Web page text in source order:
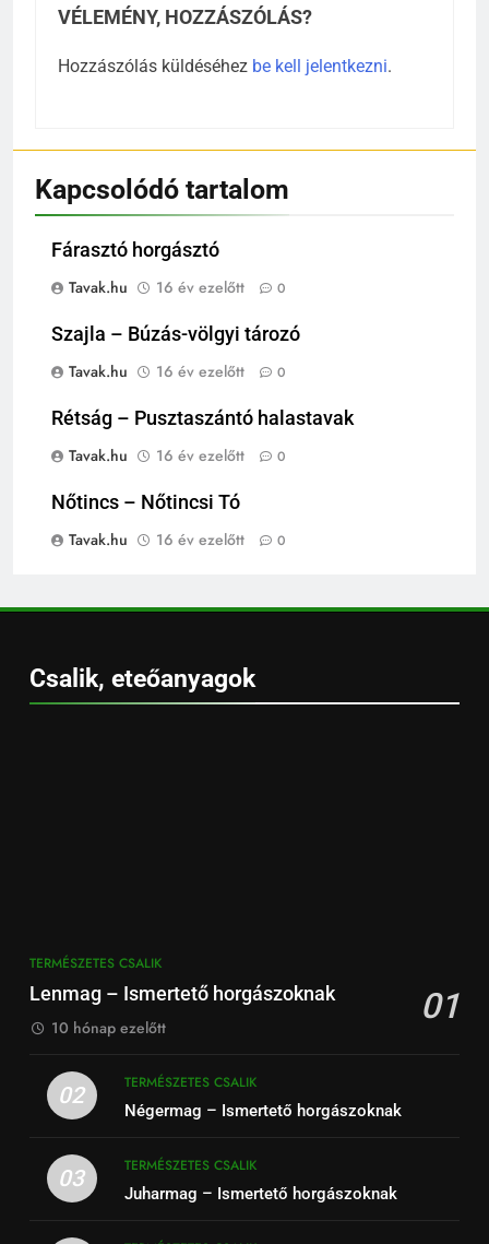
VÉLEMÉNY, HOZZÁSZÓLÁS?
Hozzászólás küldéséhez be kell jelentkezni.
Kapcsolódó tartalom
Fárasztó horgásztó
Tavak.hu
16 év ezelőtt 0
Szajla – Búzás-völgyi tározó
Tavak.hu
16 év ezelőtt 0
Rétság – Pusztaszántó halastavak
Tavak.hu
16 év ezelőtt 0
Nőtincs – Nőtincsi Tó
Tavak.hu
16 év ezelőtt 0
Csalik, eteőanyagok
TERMÉSZETES CSALIK
Lenmag – Ismertető horgászoknak 01
10 hónap ezelőtt
02
TERMÉSZETES CSALIK
Négermag – Ismertető horgászoknak
03
TERMÉSZETES CSALIK
Juharmag – Ismertető horgászoknak